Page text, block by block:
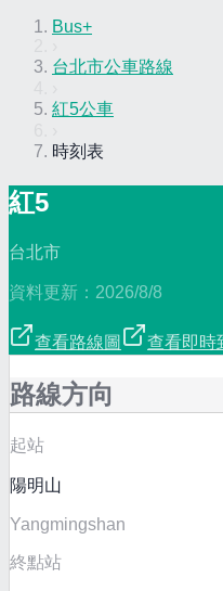
Bus+
台北市公車路線
紅5公車
時刻表
紅5
台北市
資料更新： 2026/8/8
查看路線圖 查看即時
路線方向
起站
陽明山
Yangmingshan
終點站